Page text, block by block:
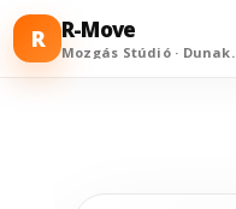
R R-Move